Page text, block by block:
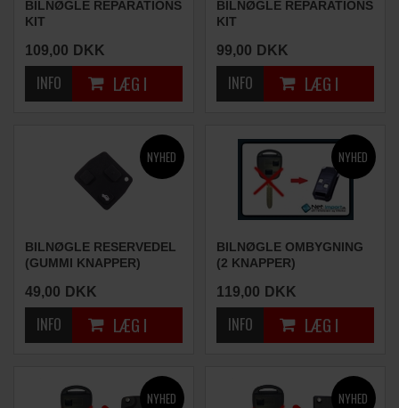
BILNØGLE REPARATIONS
KIT
109,00 DKK
BILNØGLE REPARATIONS
KIT
99,00 DKK
BILNØGLE RESERVEDEL
(GUMMI KNAPPER)
49,00 DKK
BILNØGLE OMBYGNING
(2 KNAPPER)
119,00 DKK